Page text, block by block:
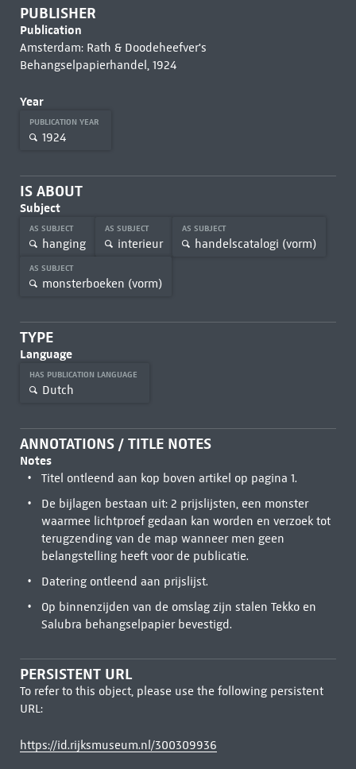
PUBLISHER
Publication
Amsterdam: Rath & Doodeheefver's
Behangselpapierhandel, 1924
Year
PUBLICATION YEAR
1924
IS ABOUT
Subject
AS SUBJECT
hanging
AS SUBJECT
interieur
AS SUBJECT
handelscatalogi (vorm)
AS SUBJECT
monsterboeken (vorm)
TYPE
Language
HAS PUBLICATION LANGUAGE
Dutch
ANNOTATIONS / TITLE NOTES
Notes
Titel ontleend aan kop boven artikel op pagina 1.
De bijlagen bestaan uit: 2 prijslijsten, een monster
waarmee lichtproef gedaan kan worden en verzoek tot
terugzending van de map wanneer men geen
belangstelling heeft voor de publicatie.
Datering ontleend aan prijslijst.
Op binnenzijden van de omslag zijn stalen Tekko en
Salubra behangselpapier bevestigd.
PERSISTENT URL
To refer to this object, please use the following persistent
URL:
https://id.rijksmuseum.nl/300309936